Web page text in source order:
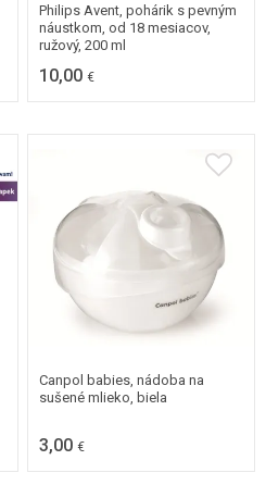
Philips Avent, pohárik s pevným
náustkom, od 18 mesiacov,
ružový, 200 ml
10,00 €
Canpol babies, nádoba na
sušené mlieko, biela
3,00 €